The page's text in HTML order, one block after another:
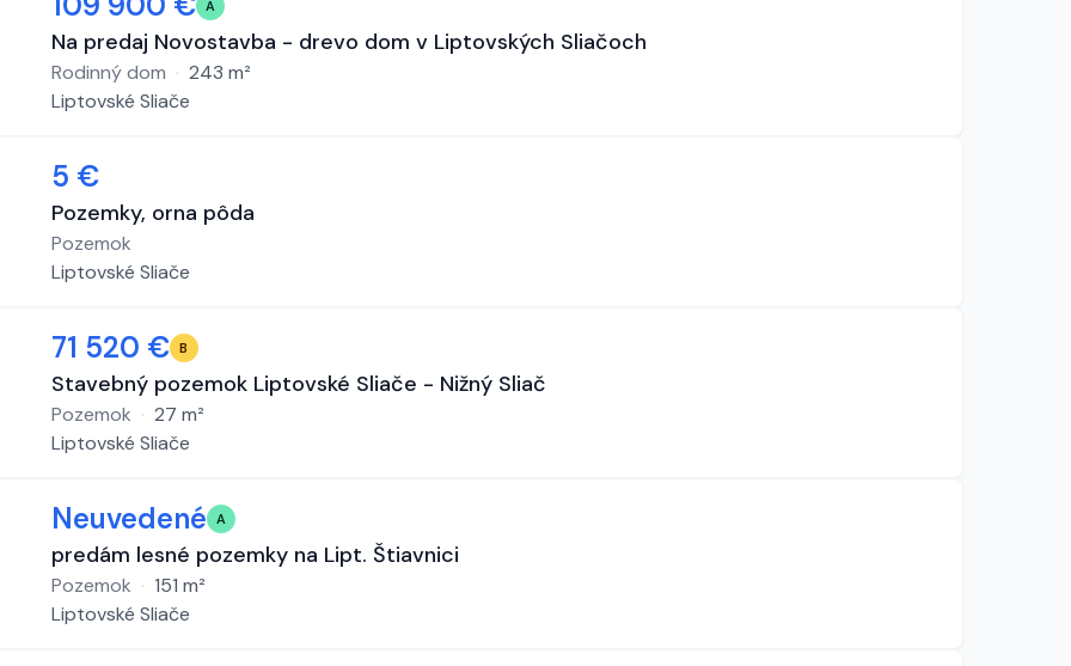
A
Na predaj Novostavba - drevo dom v Liptovských Sliačoch
Rodinný dom · 243 m²
Liptovské Sliače
5 €
Pozemky, orna pôda
Pozemok
Liptovské Sliače
71 520 € B
Stavebný pozemok Liptovské Sliače - Nižný Sliač
Pozemok · 27 m²
Liptovské Sliače
Neuvedené A
predám lesné pozemky na Lipt. Štiavnici
Pozemok · 151 m²
Liptovské Sliače